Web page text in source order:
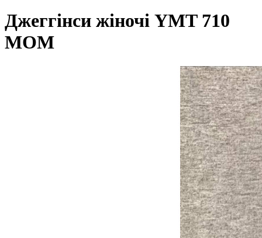
Джеггінси жіночі YMT 710
МОМ